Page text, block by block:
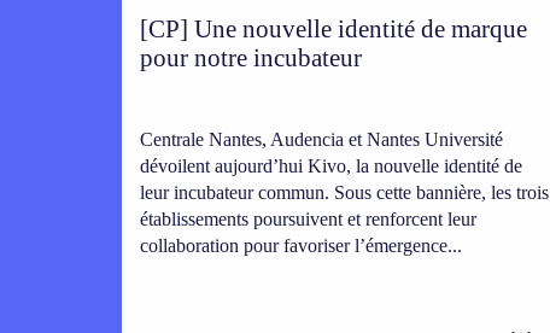
[CP] Une nouvelle identité de marque
pour notre incubateur
Centrale Nantes, Audencia et Nantes Université
dévoilent aujourd’hui Kivo, la nouvelle identité de
leur incubateur commun. Sous cette bannière, les trois
établissements poursuivent et renforcent leur
collaboration pour favoriser l’émergence...